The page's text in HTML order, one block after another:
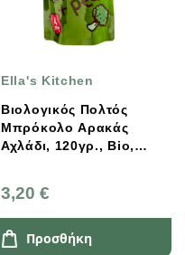
Ella's Kitchen
Βιολογικός Πολτός
Μπρόκολο Αρακάς
Αχλάδι, 120γρ., Bio,
3,20 €
Προσθήκη